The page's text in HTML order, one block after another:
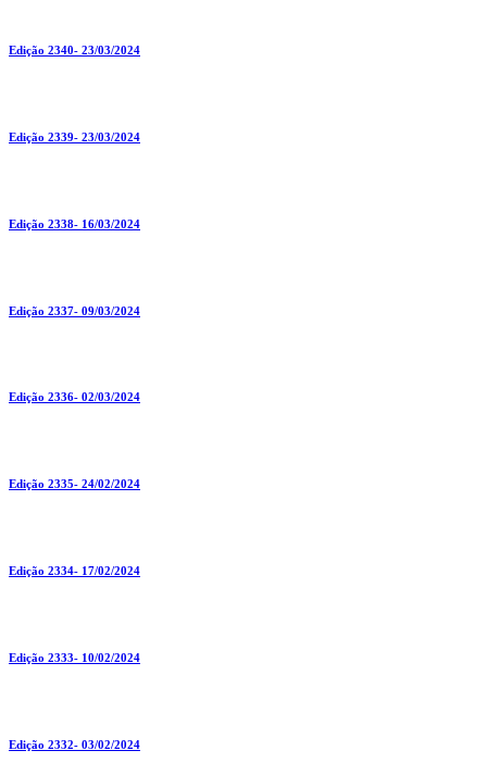
Edição 2340- 23/03/2024
Edição 2339- 23/03/2024
Edição 2338- 16/03/2024
Edição 2337- 09/03/2024
Edição 2336- 02/03/2024
Edição 2335- 24/02/2024
Edição 2334- 17/02/2024
Edição 2333- 10/02/2024
Edição 2332- 03/02/2024